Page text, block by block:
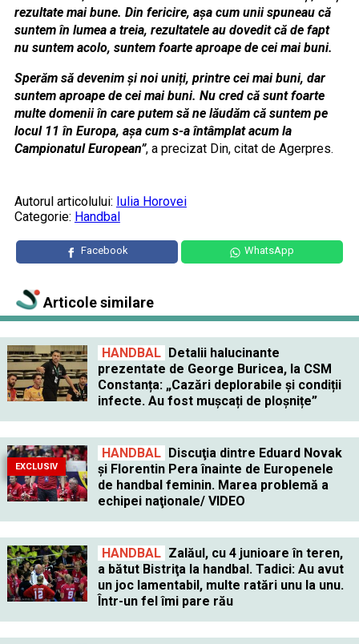
rezultate mai bune. Din fericire, așa cum unii spuneau că
suntem în lumea a treia, rezultatele au dovedit că de fapt
nu suntem acolo, suntem foarte aproape de cei mai buni.
Sperăm să devenim și noi uniți, printre cei mai buni, dar
suntem aproape de cei mai buni. Nu cred că sunt foarte
multe domenii în care putem să ne lăudăm că suntem pe
locul 11 în Europa, așa cum s-a întâmplat acum la
Campionatul European”, a precizat Din, citat de Agerpres.
Autorul articolului: Iulia Horovei
Categorie: Handbal
Facebook WhatsApp
Articole similare
HANDBAL Detalii halucinante
prezentate de George Buricea, la CSM
Constanța: „Cazări deplorabile și condiții
infecte. Au fost mușcați de ploșnițe”
EXCLUSIV
HANDBAL Discuţia dintre Eduard Novak
şi Florentin Pera înainte de Europenele
de handbal feminin. Marea problemă a
echipei naţionale/ VIDEO
HANDBAL Zalăul, cu 4 junioare în teren,
a bătut Bistriţa la handbal. Tadici: Au avut
un joc lamentabil, multe ratări unu la unu.
Într-un fel îmi pare rău